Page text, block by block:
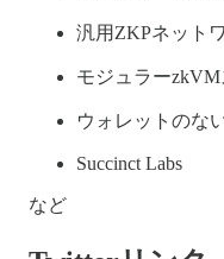
汎用ZKPネット
モジュラー
ウォレットのな
Succinct Labs
など